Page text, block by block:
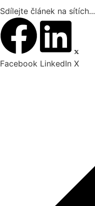
Sdílejte článek na sítích...
Facebook LinkedIn X